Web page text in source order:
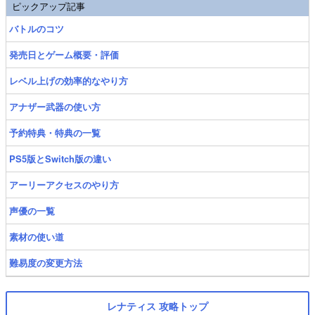
ピックアップ記事
バトルのコツ
発売日とゲーム概要・評価
レベル上げの効率的なやり方
アナザー武器の使い方
予約特典・特典の一覧
PS5版とSwitch版の違い
アーリーアクセスのやり方
声優の一覧
素材の使い道
難易度の変更方法
レナティス 攻略トップ